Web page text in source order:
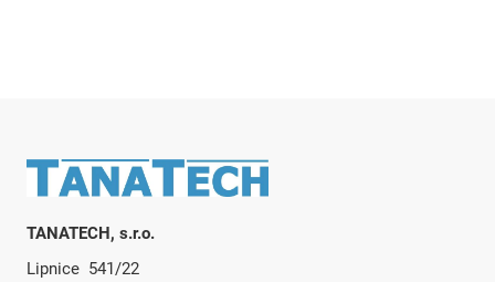
Zápatí
TANATECH, s.r.o.
Lipnice 541/22